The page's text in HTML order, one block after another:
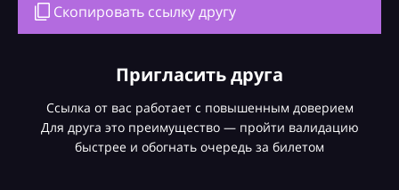
Скопировать ссылку другу
Пригласить друга
Ссылка от вас работает с повышенным доверием
Для друга это преимущество — пройти валидацию
быстрее и обогнать очередь за билетом